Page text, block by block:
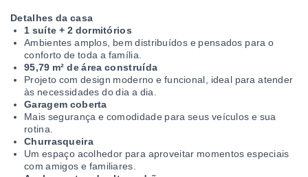
Detalhes da casa
1 suíte + 2 dormitórios
Ambientes amplos, bem distribuídos e pensados para o
conforto de toda a família.
95,79 m² de área construída
Projeto com design moderno e funcional, ideal para atender
às necessidades do dia a dia.
Garagem coberta
Mais segurança e comodidade para seus veículos e sua
rotina.
Churrasqueira
Um espaço acolhedor para aproveitar momentos especiais
com amigos e familiares.